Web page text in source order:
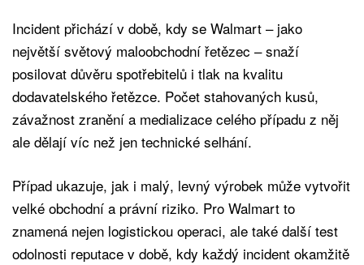
Incident přichází v době, kdy se Walmart – jako
největší světový maloobchodní řetězec – snaží
posilovat důvěru spotřebitelů i tlak na kvalitu
dodavatelského řetězce. Počet stahovaných kusů,
závažnost zranění a medializace celého případu z něj
ale dělají víc než jen technické selhání.
Případ ukazuje, jak i malý, levný výrobek může vytvořit
velké obchodní a právní riziko. Pro Walmart to
znamená nejen logistickou operaci, ale také další test
odolnosti reputace v době, kdy každý incident okamžitě